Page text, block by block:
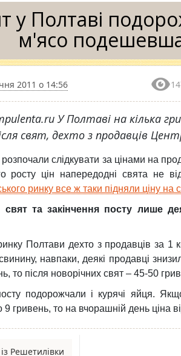
у Полтаві
м'ясо
2011 о 14:56
У Полтаві на кілька
свят, дехто з продавців
слідкувати за цінами на
росту цін напередодні свята не
ринку все ж таки підняли ціну на
свят та закінчення посту лише
Полтави дехто з продавців за 1
навпаки, деякі продавці
то після новорічних свят – 45-50
подорожчали і курячі яйця.
9 гривень, то на вчорашній день ціна
Решетилівки